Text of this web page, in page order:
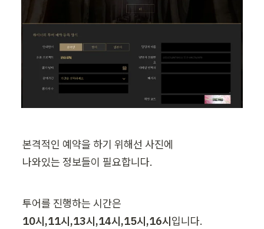
본격적인 예약을 하기 위해선 사진에
나와있는 정보들이 필요합니다.
10시,11시,13시,14시,15시,16시입니다.